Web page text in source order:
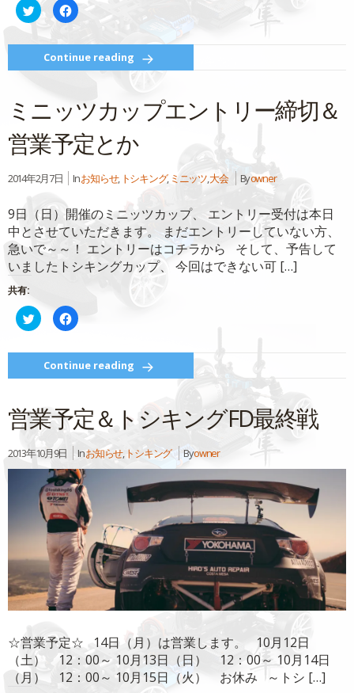
ク
リ
し
て
Twitter
で
(新
い
ウ
ィ
ン
ド
で
開
ま
す)
Facebook
で
共
す
る
に
は
ッ
ク
し
て
く
だ
さ
(新
ウ
ィ
ン
ド
ウ
で
開
き
Continue reading
ミニッツカップエントリー締切＆
営業予定とか
2014年2月7日 Inお知らせ, トシキング, ミニッツ,大会 Byowner
9日（日）開催のミニッツカップ、 エントリー受付は本日
中とさせていただきます。 まだエントリーしていない方、
急いで～～！ エントリーはコチラから そして、予告して
いましたトシキングカップ、 今回はできない可 […]
共有:
ク
リ
し
て
Twitter
で
(新
し
い
ウ
ィ
ン
ド
で
開
き
ま
す)
Facebook
で
す
る
に
は
ッ
ク
し
く
だ
さ
い
(新
し
い
ウ
ィ
ン
ド
ウ
で
開
き
ま
す)
Continue reading
営業予定＆トシキングFD最終戦
2013年10月9日 Inお知らせ, トシキング Byowner
☆営業予定☆ 14日（月）は営業します。 10月12日
（土） 12：00～ 10月13日（日） 12：00～ 10月14日
（月） 12：00～ 10月15日（火） お休み ～トシ […]